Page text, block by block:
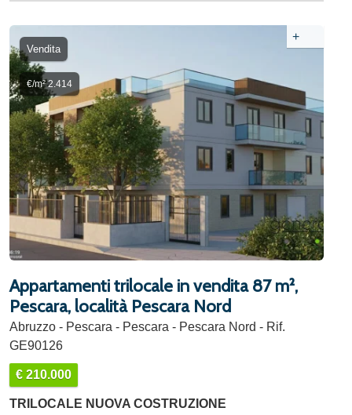
Vendita
€/m² 2.414
+
Appartamenti trilocale in vendita 87 m²,
Pescara, località Pescara Nord
Abruzzo - Pescara - Pescara - Pescara Nord - Rif.
GE90126
€ 210.000
TRILOCALE NUOVA COSTRUZIONE